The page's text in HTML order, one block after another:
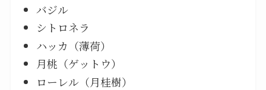
バジル
シトロネラ
ハッカ（薄荷）
月桃（ゲットウ）
ローレル（月桂樹）